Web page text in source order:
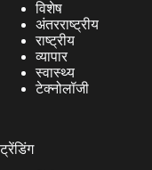
विशेष
अंतरराष्ट्रीय
राष्ट्रीय
व्यापार
स्वास्थ्य
टेक्नोलॉजी
ट्रेंडिंग